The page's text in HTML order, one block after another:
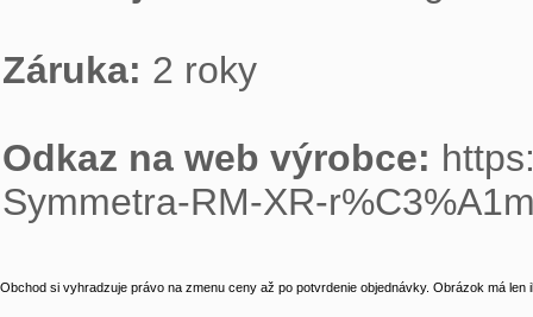
Záruka: 2 roky
Odkaz na web výrobce:
Symmetra-RM-XR-
Obchod si vyhradzuje právo na zmenu ceny až po potvrdenie objednávky. Obrázok má len